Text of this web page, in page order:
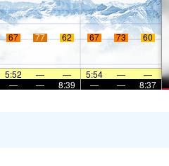
67 77 62 67 73 60
5:52 — — 5:54 —
—
— — 8:39 — — 8:37